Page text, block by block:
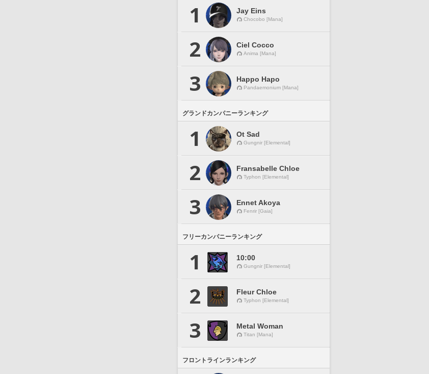
1 Jay Eins
Chocobo [Mana]
2 Ciel Cocco
Anima [Mana]
3 Happo Hapo
Pandaemonium [Mana]
グランドカンパニーランキング
1 Ot Sad
Gungnir [Elemental]
2 Fransabelle Chloe
Typhon [Elemental]
3 Ennet Akoya
Fenrir [Gaia]
フリーカンパニーランキング
1 10:00
Gungnir [Elemental]
2 Fleur Chloe
Typhon [Elemental]
3 Metal Woman
Titan [Mana]
フロントラインランキング